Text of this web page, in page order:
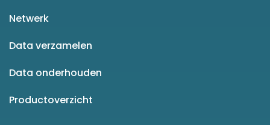
Netwerk
Data verzamelen
Data onderhouden
Productoverzicht